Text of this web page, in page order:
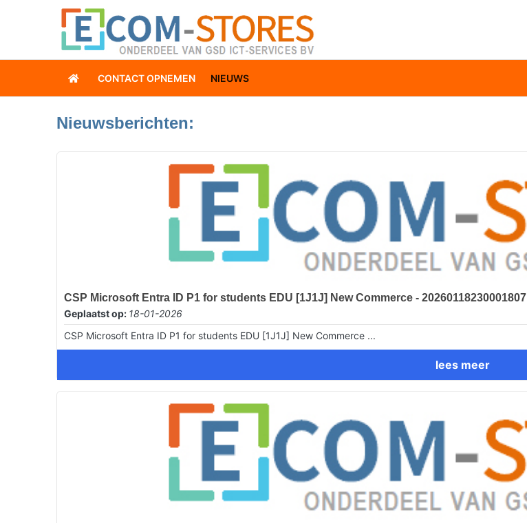
CONTACT OPNEMEN NIEUWS
Nieuwsberichten:
CSP Microsoft Entra ID P1 for students EDU [1J1J] New Commerce - 20260118230001807
Geplaatst op: 18-01-2026
CSP Microsoft Entra ID P1 for students EDU [1J1J] New Commerce ...
lees meer